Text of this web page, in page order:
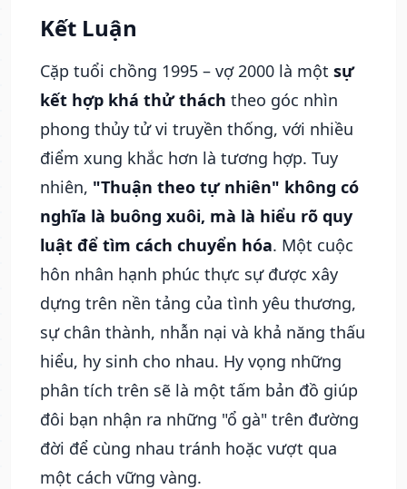
Kết Luận
Cặp tuổi chồng 1995 – vợ 2000 là một sự
kết hợp khá thử thách theo góc nhìn
phong thủy tử vi truyền thống, với nhiều
điểm xung khắc hơn là tương hợp. Tuy
nhiên, "Thuận theo tự nhiên" không có
nghĩa là buông xuôi, mà là hiểu rõ quy
luật để tìm cách chuyển hóa. Một cuộc
hôn nhân hạnh phúc thực sự được xây
dựng trên nền tảng của tình yêu thương,
sự chân thành, nhẫn nại và khả năng thấu
hiểu, hy sinh cho nhau. Hy vọng những
phân tích trên sẽ là một tấm bản đồ giúp
đôi bạn nhận ra những "ổ gà" trên đường
đời để cùng nhau tránh hoặc vượt qua
một cách vững vàng.